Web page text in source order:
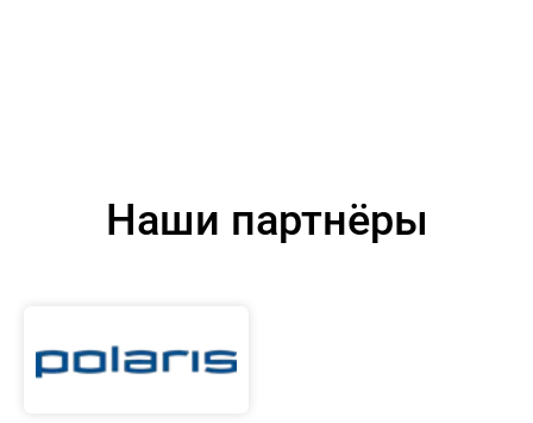
Наши партнёры